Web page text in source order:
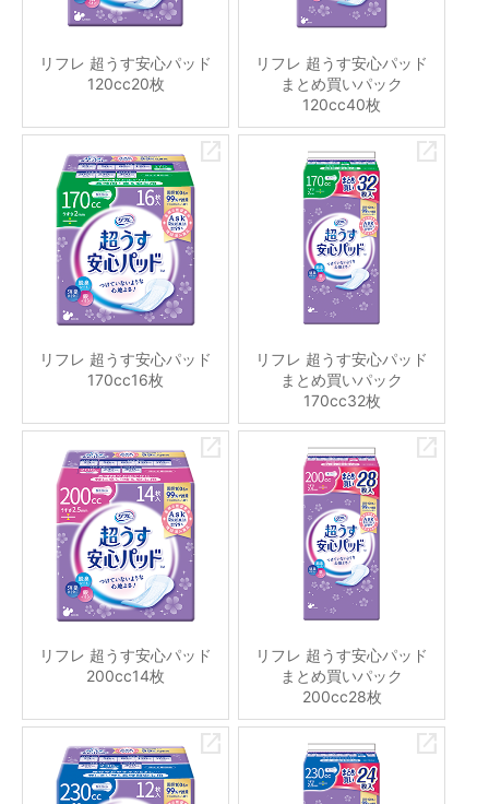
リフレ 超うす安心パッド
120cc20枚
リフレ 超うす安心パッド
まとめ買いパック
120cc40枚
リフレ 超うす安心パッド
170cc16枚
リフレ 超うす安心パッド
まとめ買いパック
170cc32枚
リフレ 超うす安心パッド
200cc14枚
リフレ 超うす安心パッド
まとめ買いパック
200cc28枚